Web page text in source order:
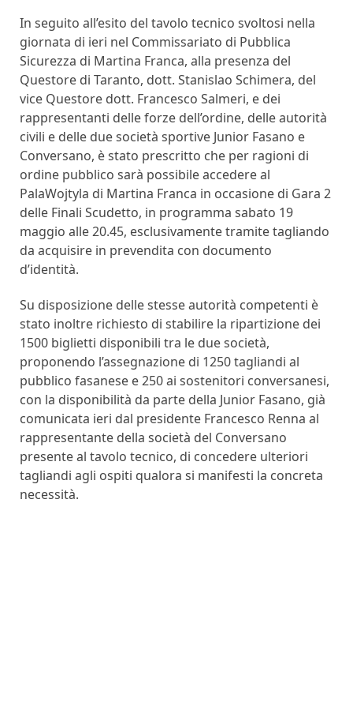
In seguito all’esito del tavolo tecnico svoltosi nella
giornata di ieri nel Commissariato di Pubblica
Sicurezza di Martina Franca, alla presenza del
Questore di Taranto, dott. Stanislao Schimera, del
vice Questore dott. Francesco Salmeri, e dei
rappresentanti delle forze dell’ordine, delle autorità
civili e delle due società sportive Junior Fasano e
Conversano, è stato prescritto che per ragioni di
ordine pubblico sarà possibile accedere al
PalaWojtyla di Martina Franca in occasione di Gara 2
delle Finali Scudetto, in programma sabato 19
maggio alle 20.45, esclusivamente tramite tagliando
da acquisire in prevendita con documento
d’identità.
Su disposizione delle stesse autorità competenti è
stato inoltre richiesto di stabilire la ripartizione dei
1500 biglietti disponibili tra le due società,
proponendo l’assegnazione di 1250 tagliandi al
pubblico fasanese e 250 ai sostenitori conversanesi,
con la disponibilità da parte della Junior Fasano, già
comunicata ieri dal presidente Francesco Renna al
rappresentante della società del Conversano
presente al tavolo tecnico, di concedere ulteriori
tagliandi agli ospiti qualora si manifesti la concreta
necessità.